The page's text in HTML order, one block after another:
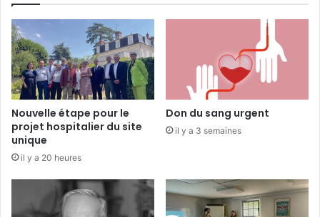
e
Nouvelle étape pour le
projet hospitalier du site
unique
il y a 20 heures
Don du sang urgent
il y a 3 semaines